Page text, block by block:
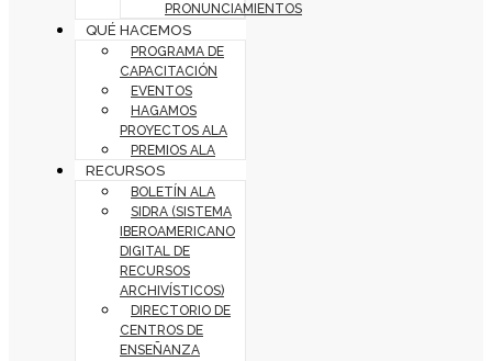
PRONUNCIAMIENTOS
QUÉ HACEMOS
PROGRAMA DE
CAPACITACIÓN
EVENTOS
HAGAMOS
PROYECTOS ALA
PREMIOS ALA
RECURSOS
BOLETÍN ALA
SIDRA (SISTEMA
IBEROAMERICANO
DIGITAL DE
RECURSOS
ARCHIVÍSTICOS)
DIRECTORIO DE
CENTROS DE
ENSEÑANZA